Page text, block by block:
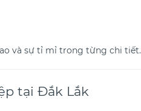
và sự tỉ mỉ trong từng chi tiết.
tại Đắk Lắk